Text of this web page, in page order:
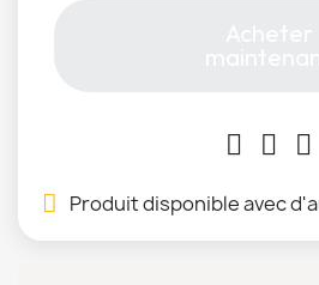
Produit disponible avec